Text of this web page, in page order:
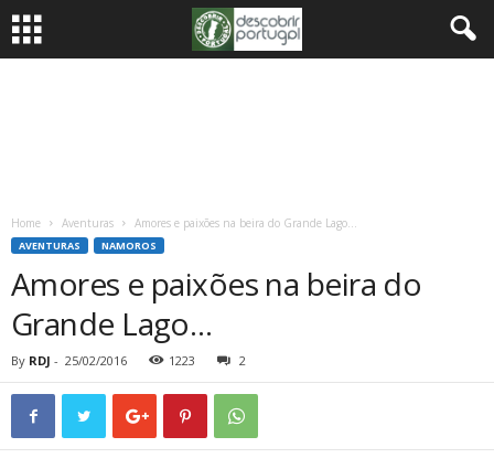
Home Aventuras Amores e paixões na beira do Grande Lago…
AVENTURAS NAMOROS
Amores e paixões na beira do
Grande Lago…
By RDJ - 25/02/2016 1223 2